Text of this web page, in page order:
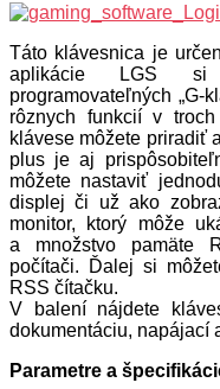
Táto klávesnica je
aplikácie LGS si
programovateľných „G-
rôznych funkcií v
klávese môžete priradiť
plus je aj
môžete nastaviť
displej či už ako
monitor, ktorý môže
a množstvo pamäte
počítači. Ďalej si
RSS čítačku.
V balení nájdete
dokumentáciu, napájací
Parametre a